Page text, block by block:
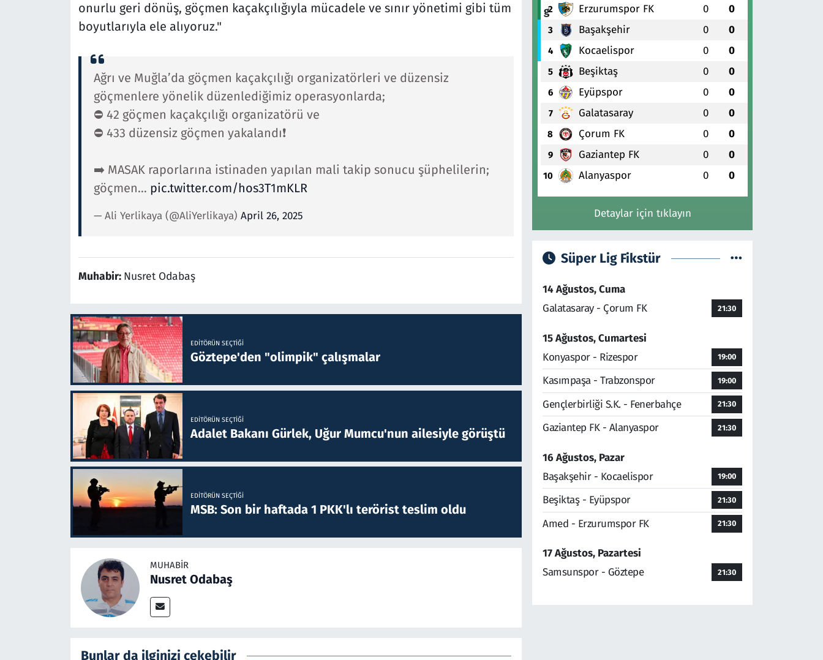
onurlu geri dönüş, göçmen kaçakçılığıyla mücadele ve sınır yönetimi gibi tüm
boyutlarıyla ele alıyoruz."
Ağrı ve Muğla’da göçmen kaçakçılığı organizatörleri ve düzensiz
göçmenlere yönelik düzenlediğimiz operasyonlarda;
⛔️ 42 göçmen kaçakçılığı organizatörü ve
⛔️ 433 düzensiz göçmen yakalandı❗️
➡️ MASAK raporlarına istinaden yapılan mali takip sonucu şüphelilerin;
göçmen… pic.twitter.com/hos3T1mKLR
— Ali Yerlikaya (@AliYerlikaya) April 26, 2025
Muhabir: Nusret Odabaş
EDITÖRÜN SEÇTIĞI
Göztepe'den "olimpik" çalışmalar
EDITÖRÜN SEÇTIĞI
Adalet Bakanı Gürlek, Uğur Mumcu'nun ailesiyle görüştü
EDITÖRÜN SEÇTIĞI
MSB: Son bir haftada 1 PKK'lı terörist teslim oldu
MUHABIR
Nusret Odabaş
Bunlar da ilginizi çekebilir
2 Erzurumspor FK 0 0
3 Başakşehir 0 0
4 Kocaelispor 0 0
5 Beşiktaş 0 0
6 Eyüpspor 0 0
7 Galatasaray 0 0
8 Çorum FK 0 0
9 Gaziantep FK 0 0
10 Alanyaspor 0 0
Detaylar için tıklayın
Süper Lig Fikstür
14 Ağustos, Cuma
Galatasaray - Çorum FK
21:30
15 Ağustos, Cumartesi
Konyaspor - Rizespor
19:00
Kasımpaşa - Trabzonspor 19:00
Gençlerbirliği S.K. - Fenerbahçe 21:30
Gaziantep FK - Alanyaspor 21:30
16 Ağustos, Pazar
Başakşehir - Kocaelispor
19:00
Beşiktaş - Eyüpspor 21:30
Amed - Erzurumspor FK 21:30
17 Ağustos, Pazartesi
Samsunspor - Göztepe
21:30